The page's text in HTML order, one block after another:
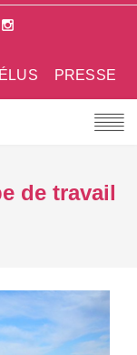
PRESSE
de travail